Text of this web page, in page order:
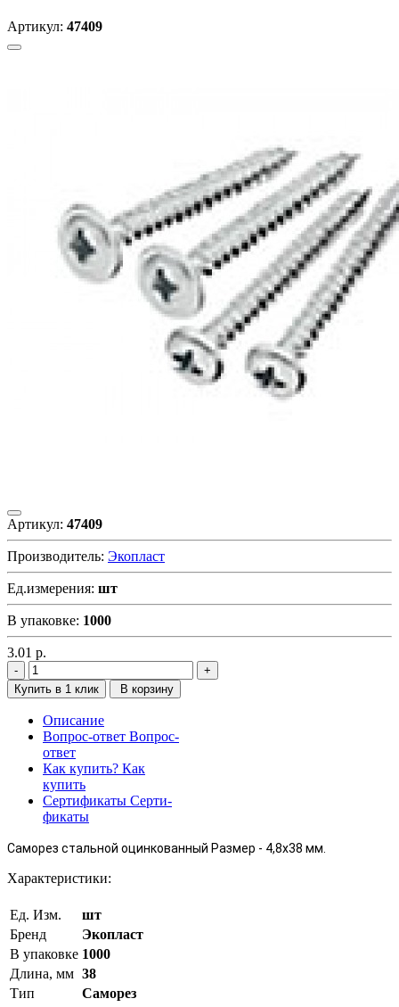
Артикул: 47409
Артикул: 47409
Производитель: Экопласт
Ед.измерения: шт
В упаковке: 1000
3.01 р.
Купить в 1 клик В корзину
Описание
Вопрос-ответ Вопрос-
ответ
Как купить? Как
купить
Сертификаты Серти-
фикаты
Саморез стальной оцинкованный Размер - 4,8x38 мм.
Характеристики:
Ед. Изм.
шт
Бренд
Экопласт
В упаковке 1000
Длина, мм 38
Тип
Саморез